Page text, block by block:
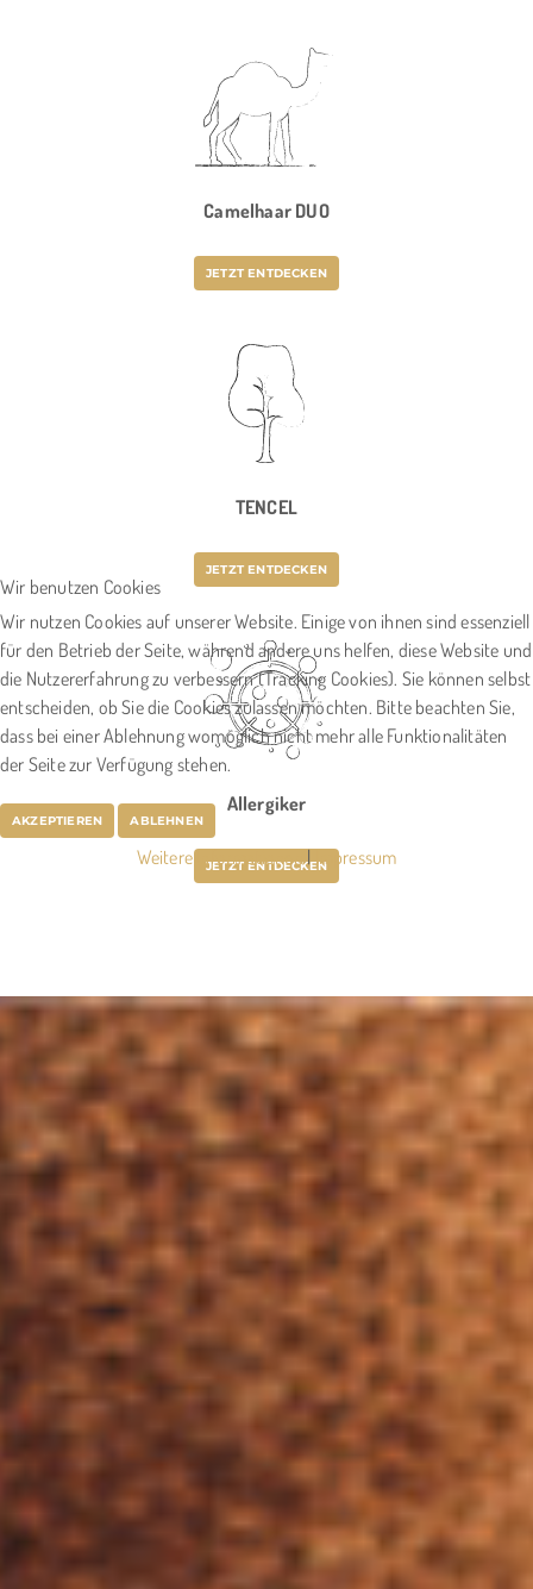
Camelhaar DUO
JETZT ENTDECKEN
TENCEL
JETZT ENTDECKEN
Allergiker
JETZT ENTDECKEN
Wir benutzen Cookies
Wir nutzen Cookies auf unserer Website. Einige von ihnen sind essenziell
für den Betrieb der Seite, während andere uns helfen, diese Website und
die Nutzererfahrung zu verbessern (Tracking Cookies). Sie können selbst
entscheiden, ob Sie die Cookies zulassen möchten. Bitte beachten Sie,
dass bei einer Ablehnung womöglich nicht mehr alle Funktionalitäten
der Seite zur Verfügung stehen.
AKZEPTIEREN ABLEHNEN
Weitere Informationen|Impressum